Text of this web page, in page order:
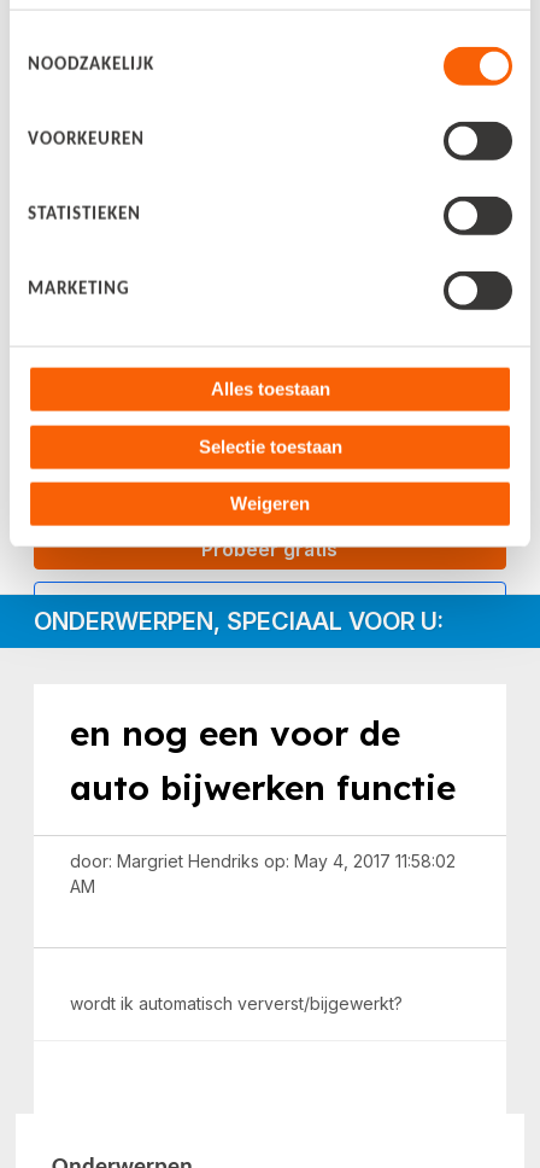
NOODZAKELIJK
VOORKEUREN
STATISTIEKEN
MARKETING
Alles toestaan
Selectie toestaan
Weigeren
Bekijk alle blogs
Over ons
Probeer gratis
Inloggen
ONDERWERPEN, SPECIAAL VOOR U:
en nog een voor de
auto bijwerken functie
door: Margriet Hendriks op: May 4, 2017 11:58:02
AM
wordt ik automatisch ververst/bijgewerkt?